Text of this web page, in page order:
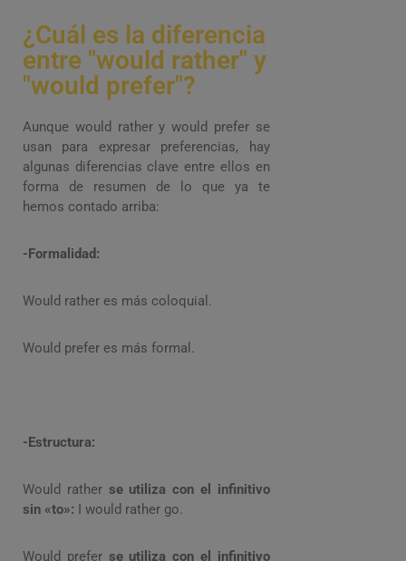
¿Cuál es la diferencia
entre "would rather" y
"would prefer"?
Aunque would rather y would prefer se
usan para expresar preferencias, hay
algunas diferencias clave entre ellos en
forma de resumen de lo que ya te
hemos contado arriba:
-Formalidad:
Would rather es más coloquial.
Would prefer es más formal.
-Estructura:
Would rather se utiliza con el infinitivo
sin «to»: I would rather go.
Would prefer se utiliza con el infinitivo